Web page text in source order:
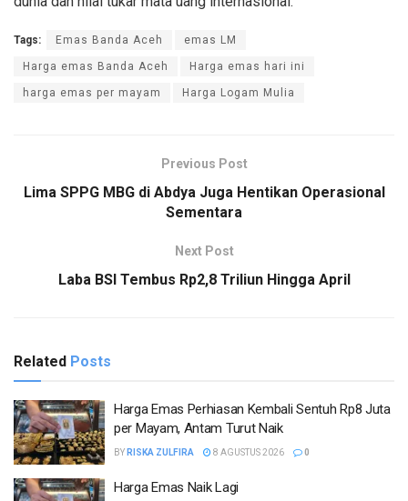
Tags: Emas Banda Aceh emas LM
Harga emas Banda Aceh Harga emas hari ini
harga emas per mayam Harga Logam Mulia
Previous Post
Lima SPPG MBG di Abdya Juga Hentikan Operasional
Sementara
Next Post
Laba BSI Tembus Rp2,8 Triliun Hingga April
Related Posts
Harga Emas Perhiasan Kembali Sentuh Rp8 Juta
per Mayam, Antam Turut Naik
BY RISKA ZULFIRA 8 AGUSTUS 2026 0
Harga Emas Naik Lagi